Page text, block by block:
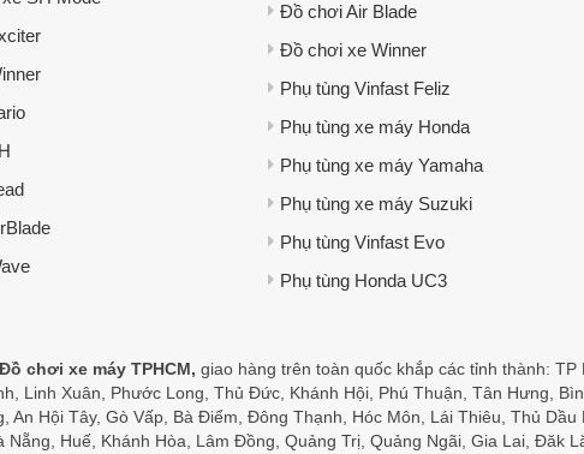
Đồ chơi Air Blade
Đồ chơi xe Winner
Phụ tùng Vinfast Feliz
Phụ tùng xe máy Honda
Phụ tùng xe máy Yamaha
Phụ tùng xe máy Suzuki
Phụ tùng Vinfast Evo
Phụ tùng Honda UC3
chơi xe máy TPHCM, giao hàng trên toàn quốc khắp các tỉnh thành:
Linh Xuân, Phước Long, Thủ Đức, Khánh Hội, Phú Thuận, Tân Hưng,
Hội Tây, Gò Vấp, Bà Điểm, Đông Thạnh, Hóc Môn, Lái Thiêu, Thủ
Huế, Khánh Hòa, Lâm Đồng, Quảng Trị, Quảng Ngãi, Gia Lai, Đăk